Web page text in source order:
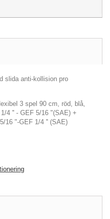
slida anti-kollision pro
3 spel 90 cm, röd, blå,
4 '' - GEF 5/16 "(SAE) +
16 "-GEF 1/4 '' (SAE)